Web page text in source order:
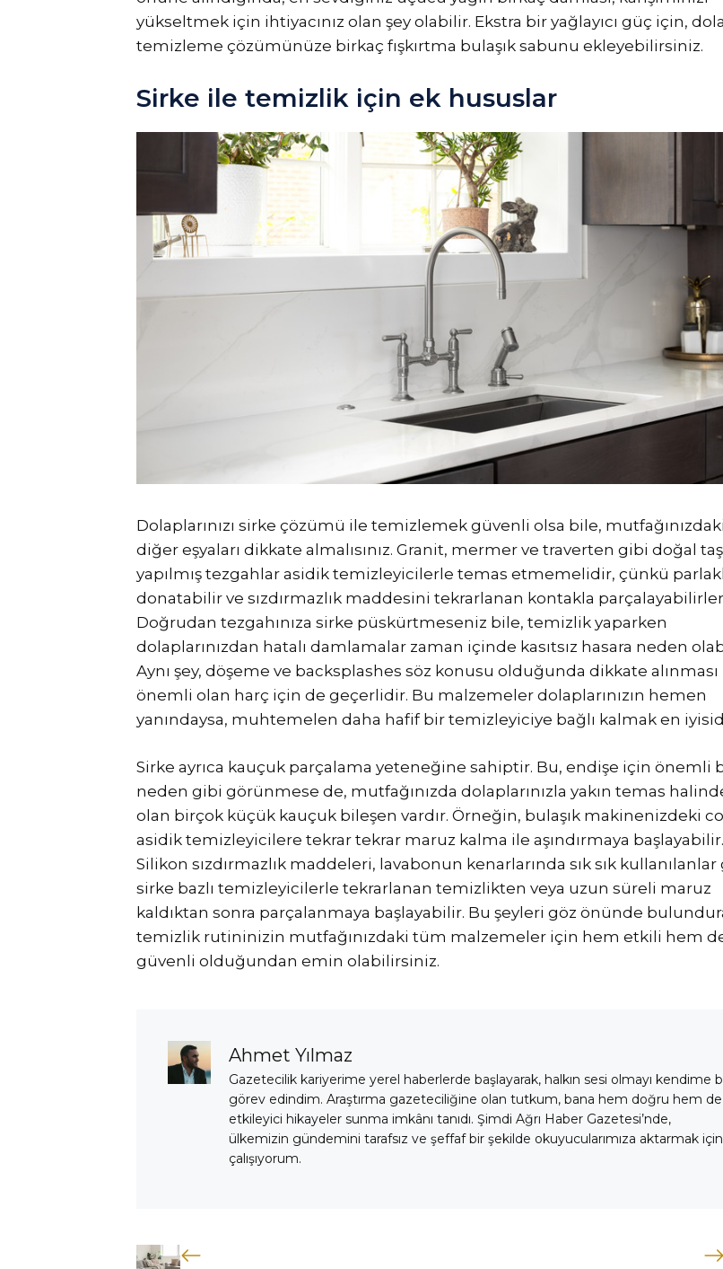
yükseltmek için ihtiyacınız olan şey olabilir. Ekstra bir yağlayıcı güç için,
temizleme çözümünüze birkaç fışkırtma bulaşık sabunu ekleyebilirsiniz.
Sirke ile temizlik için ek hususlar
Dolaplarınızı sirke çözümü ile temizlemek güvenli olsa bile, mutfağınızdaki
diğer eşyaları dikkate almalısınız. Granit, mermer ve traverten gibi doğal
yapılmış tezgahlar asidik temizleyicilerle temas etmemelidir, çünkü
donatabilir ve sızdırmazlık maddesini tekrarlanan kontakla
Doğrudan tezgahınıza sirke püskürtmeseniz bile, temizlik yaparken
dolaplarınızdan hatalı damlamalar zaman içinde kasıtsız hasara neden
Aynı şey, döşeme ve backsplashes söz konusu olduğunda dikkate alınması
önemli olan harç için de geçerlidir. Bu malzemeler dolaplarınızın hemen
yanındaysa, muhtemelen daha hafif bir temizleyiciye bağlı kalmak en
Sirke ayrıca kauçuk parçalama yeteneğine sahiptir. Bu, endişe için önemli
neden gibi görünmese de, mutfağınızda dolaplarınızla yakın temas
olan birçok küçük kauçuk bileşen vardır. Örneğin, bulaşık makinenizdeki
asidik temizleyicilere tekrar tekrar maruz kalma ile aşındırmaya başlayabilir.
Silikon sızdırmazlık maddeleri, lavabonun kenarlarında sık sık kullanılanlar
sirke bazlı temizleyicilerle tekrarlanan temizlikten veya uzun süreli maruz
kaldıktan sonra parçalanmaya başlayabilir. Bu şeyleri göz önünde
temizlik rutininizin mutfağınızdaki tüm malzemeler için hem etkili hem
güvenli olduğundan emin olabilirsiniz.
Ahmet Yılmaz
Gazetecilik kariyerime yerel haberlerde başlayarak, halkın sesi olmayı kendime
görev edindim. Araştırma gazeteciliğine olan tutkum, bana hem doğru hem de
etkileyici hikayeler sunma imkânı tanıdı. Şimdi Ağrı Haber Gazetesi’nde,
ülkemizin gündemini tarafsız ve şeffaf bir şekilde okuyucularımıza aktarmak için
çalışıyorum.